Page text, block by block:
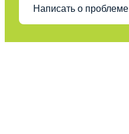
Написать о проблеме